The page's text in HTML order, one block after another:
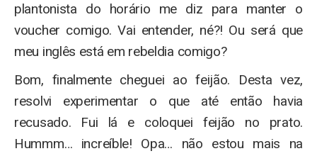
plantonista do horário me diz para manter o
voucher comigo. Vai entender, né?! Ou será que
meu inglês está em rebeldia comigo?
Bom, finalmente cheguei ao feijão. Desta vez,
resolvi experimentar o que até então havia
recusado. Fui lá e coloquei feijão no prato.
Hummm… increíble! Opa… não estou mais na